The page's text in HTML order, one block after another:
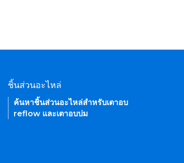
ชิ้นส่วนอะไหล่
ค้นหาชิ้นส่วนอะไหล่สำหรับเตาอบ
reflow และเตาอบบ่ม